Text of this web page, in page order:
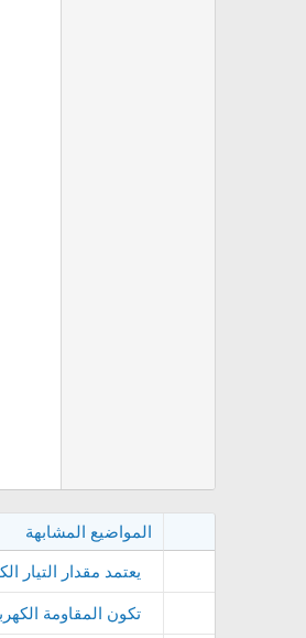
المواضيع المشابهة
يعتمد مقدار التيار
تكون المقاومة